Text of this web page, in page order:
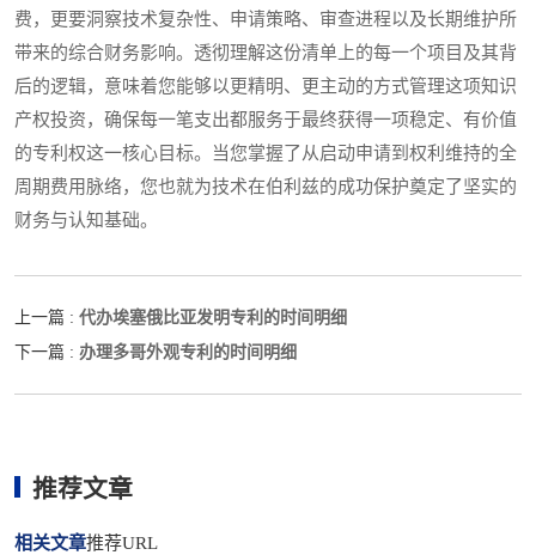
费，更要洞察技术复杂性、申请策略、审查进程以及长期维护所
带来的综合财务影响。透彻理解这份清单上的每一个项目及其背
后的逻辑，意味着您能够以更精明、更主动的方式管理这项知识
产权投资，确保每一笔支出都服务于最终获得一项稳定、有价值
的专利权这一核心目标。当您掌握了从启动申请到权利维持的全
周期费用脉络，您也就为技术在伯利兹的成功保护奠定了坚实的
财务与认知基础。
上一篇 : 代办埃塞俄比亚发明专利的时间明细
下一篇 : 办理多哥外观专利的时间明细
推荐文章
相关文章推荐URL